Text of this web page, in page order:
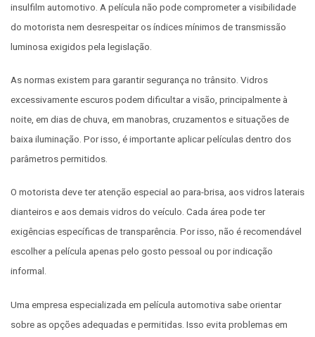
insulfilm automotivo. A película não pode comprometer a visibilidade
do motorista nem desrespeitar os índices mínimos de transmissão
luminosa exigidos pela legislação.
As normas existem para garantir segurança no trânsito. Vidros
excessivamente escuros podem dificultar a visão, principalmente à
noite, em dias de chuva, em manobras, cruzamentos e situações de
baixa iluminação. Por isso, é importante aplicar películas dentro dos
parâmetros permitidos.
O motorista deve ter atenção especial ao para-brisa, aos vidros laterais
dianteiros e aos demais vidros do veículo. Cada área pode ter
exigências específicas de transparência. Por isso, não é recomendável
escolher a película apenas pelo gosto pessoal ou por indicação
informal.
Uma empresa especializada em película automotiva sabe orientar
sobre as opções adequadas e permitidas. Isso evita problemas em